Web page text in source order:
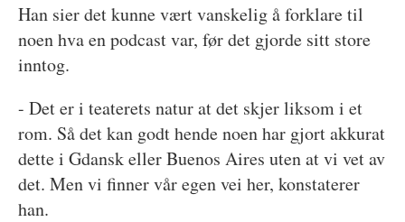
Han sier det kunne vært vanskelig å forklare til
noen hva en podcast var, før det gjorde sitt store
inntog.
- Det er i teaterets natur at det skjer liksom i et
rom. Så det kan godt hende noen har gjort akkurat
dette i Gdansk eller Buenos Aires uten at vi vet av
det. Men vi finner vår egen vei her, konstaterer
han.